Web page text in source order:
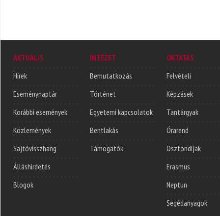
AKTUÁLIS
Hírek
Eseménynaptár
Korábbi események
Közlemények
Sajtóvisszhang
Álláshirdetés
Blogok
INTÉZET
Bemutatkozás
Történet
Egyetemi kapcsolatok
Bentlakás
Támogatók
OKTATÁS
Felvételi
Képzések
Tantárgyak
Órarend
Ösztöndíjak
Erasmus
Neptun
Segédanyagok